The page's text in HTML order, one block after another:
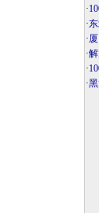
·
·
·
·
·
·